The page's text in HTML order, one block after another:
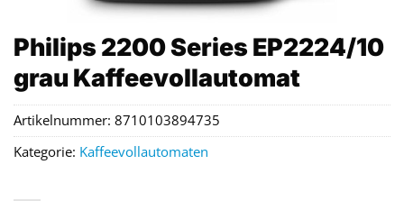
Philips 2200 Series EP2224/10
grau Kaffeevollautomat
Artikelnummer: 8710103894735
Kategorie: Kaffeevollautomaten